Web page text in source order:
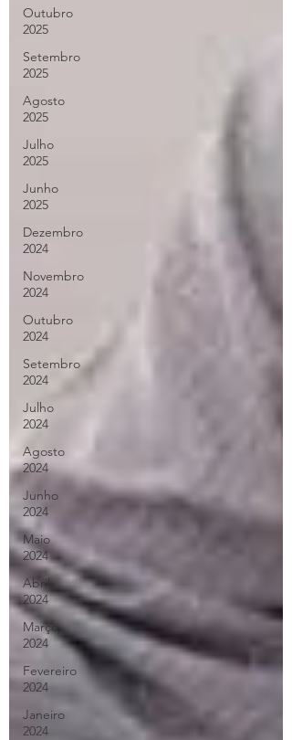
Outubro
2025
Setembro
2025
Agosto
2025
Julho
2025
Junho
2025
Dezembro
2024
Novembro
2024
Outubro
2024
Setembro
2024
Julho
2024
Agosto
2024
Junho
2024
Maio
2024
Abril
2024
Março
2024
Fevereiro
2024
Janeiro
2024